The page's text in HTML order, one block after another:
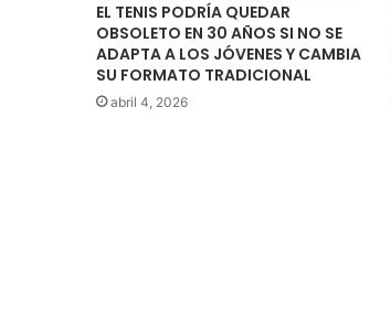
EL TENIS PODRÍA QUEDAR
OBSOLETO EN 30 AÑOS SI NO SE
ADAPTA A LOS JÓVENES Y CAMBIA
SU FORMATO TRADICIONAL
abril 4, 2026